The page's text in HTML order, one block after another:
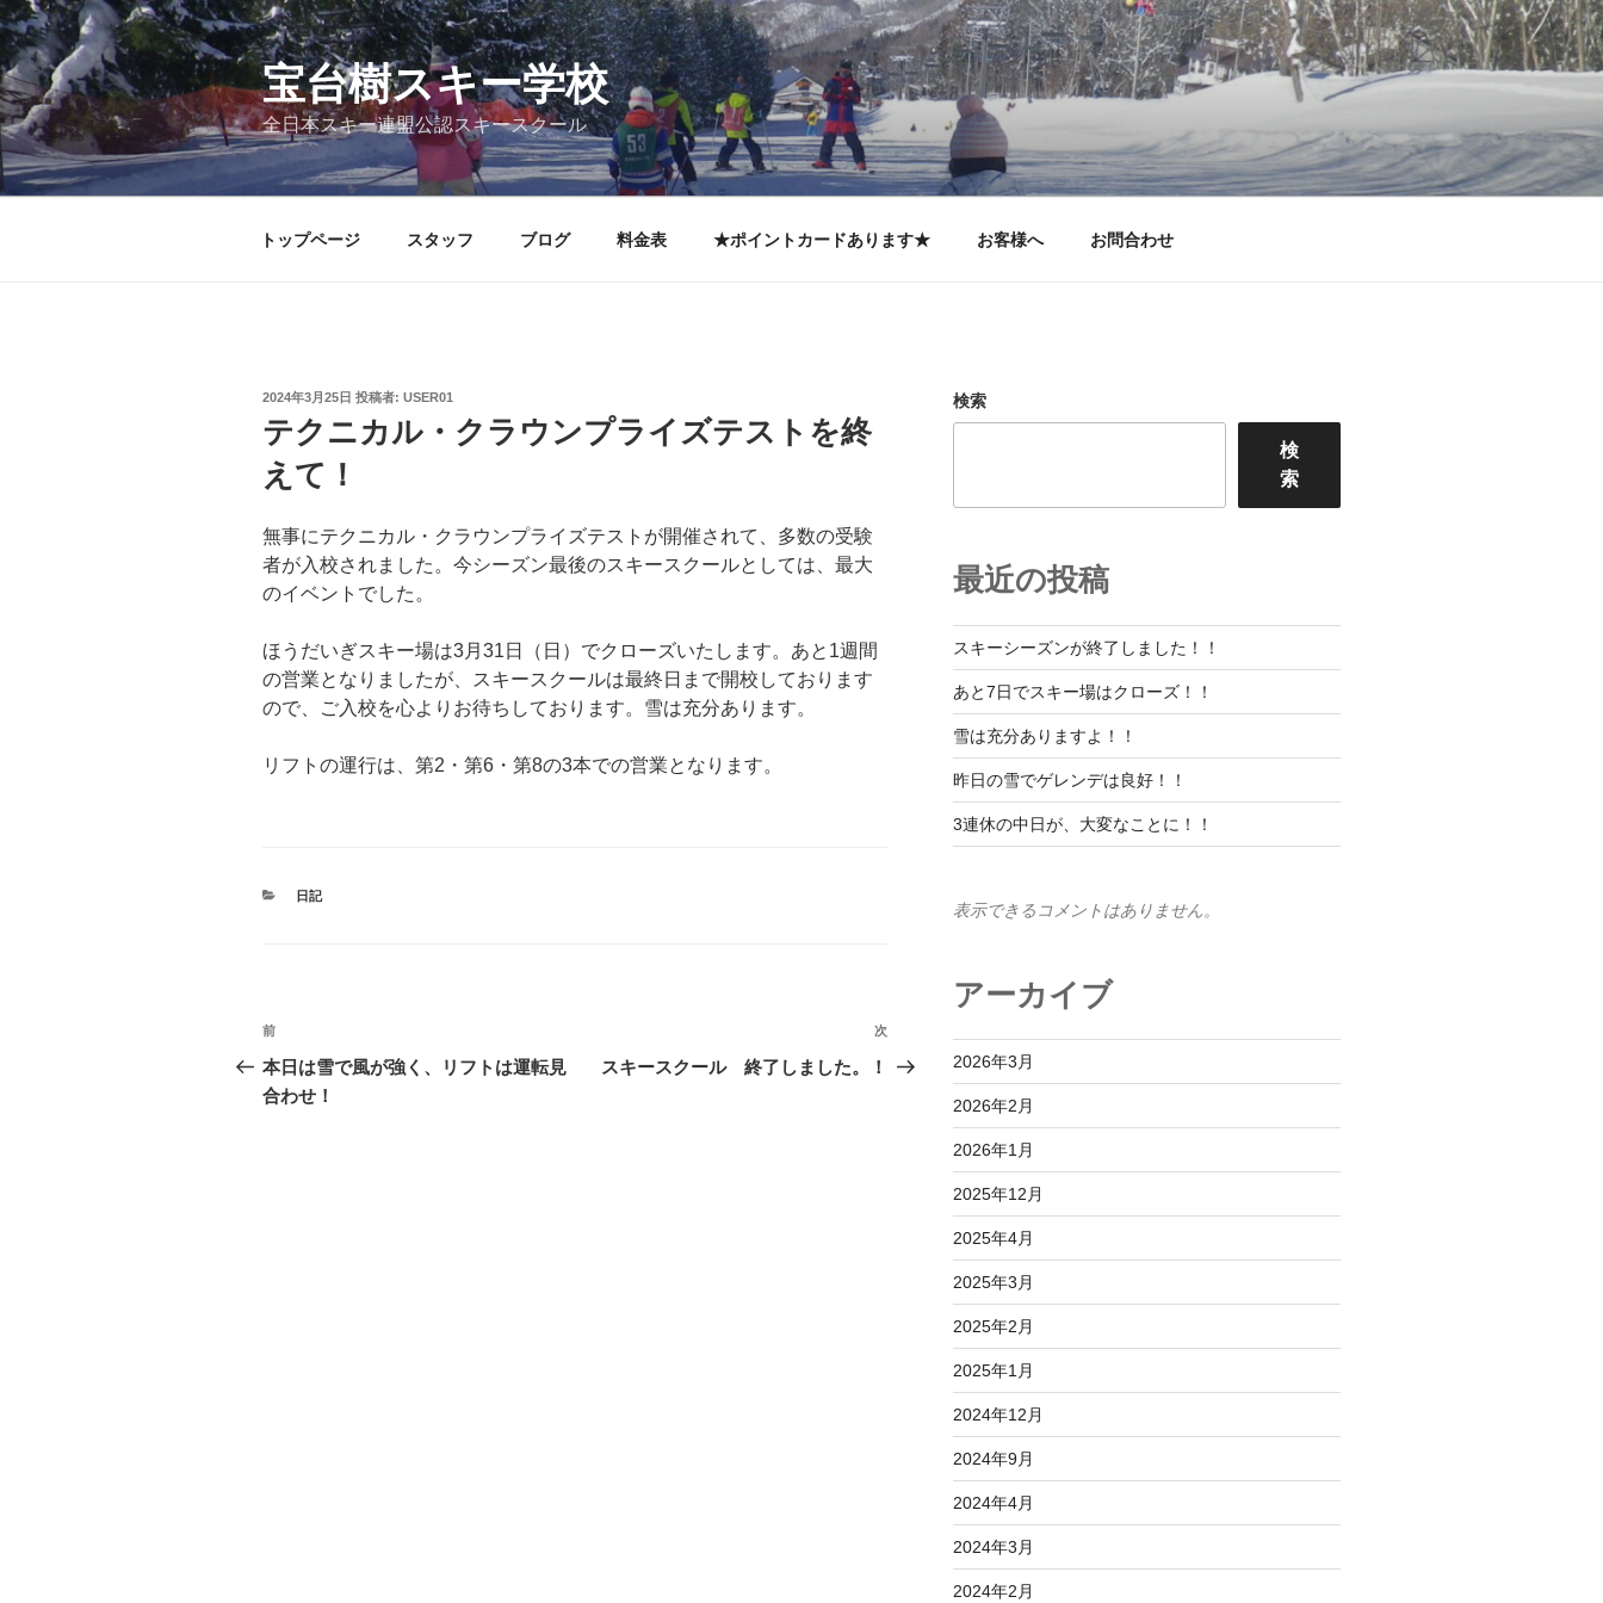
コ
ン
テ
ン
ツ
へ
宝台樹スキー学校
全日本スキー連盟公認スキースクール
トップページ スタッフ ブログ 料金表 ★ポイントカードあります★ お客様へ お問合わせ
投
日:
2024年3月25日 投稿者: USER01
テクニカル・クラウンプライズテストを終
えて！
無事にテクニカル・クラウンプライズテストが開催されて、多数の受験
者が入校されました。今シーズン最後のスキースクールとしては、最大
のイベントでした。
ほうだいぎスキー場は3月31日（日）でクローズいたします。あと1週間
の営業となりましたが、スキースクールは最終日まで開校しております
ので、ご入校を心よりお待ちしております。雪は充分あります。
リフトの運行は、第2・第6・第8の3本での営業となります。
カ
日記
投
稿
ナ
前
の
投
前
本日は雪で風が強く、リフトは運転見
合わせ！
次
の
次
スキースクール 終了しました。！
検索
検
索
最近の投稿
スキーシーズンが終了しました！！
あと7日でスキー場はクローズ！！
雪は充分ありますよ！！
昨日の雪でゲレンデは良好！！
3連休の中日が、大変なことに！！
表示できるコメントはありません。
アーカイブ
2026年3月
2026年2月
2026年1月
2025年12月
2025年4月
2025年3月
2025年2月
2025年1月
2024年12月
2024年9月
2024年4月
2024年3月
2024年2月